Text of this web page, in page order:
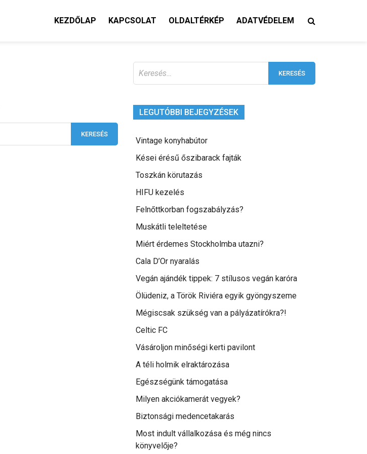
KEZDŐLAP KAPCSOLAT OLDALTÉRKÉP ADATVÉDELEM
LEGUTÓBBI BEJEGYZÉSEK
Vintage konyhabútor
Kései érésű őszibarack fajták
Toszkán körutazás
HIFU kezelés
Felnőttkorban fogszabályzás?
Muskátli teleltetése
Miért érdemes Stockholmba utazni?
Cala D’Or nyaralás
Vegán ajándék tippek: 7 stílusos vegán karóra
Ölüdeniz, a Török Riviéra egyik gyöngyszeme
Mégiscsak szükség van a pályázatírókra?!
Celtic FC
Vásároljon minőségi kerti pavilont
A téli holmik elraktározása
Egészségünk támogatása
Milyen akciókamerát vegyek?
Biztonsági medencetakarás
Most indult vállalkozása és még nincs
könyvelője?